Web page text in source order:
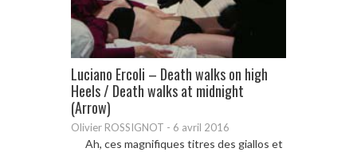
Luciano Ercoli – Death walks on high
Heels / Death walks at midnight
(Arrow)
Olivier ROSSIGNOT - 6 avril 2016
Ah, ces magnifiques titres des giallos et